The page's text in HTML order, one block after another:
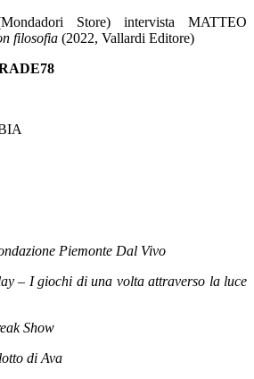
Store) intervista MATTEO
filosofia (2022, Vallardi Editore)
Piemonte Dal Vivo
– I giochi di una volta attraverso la luce
Show
di Ava